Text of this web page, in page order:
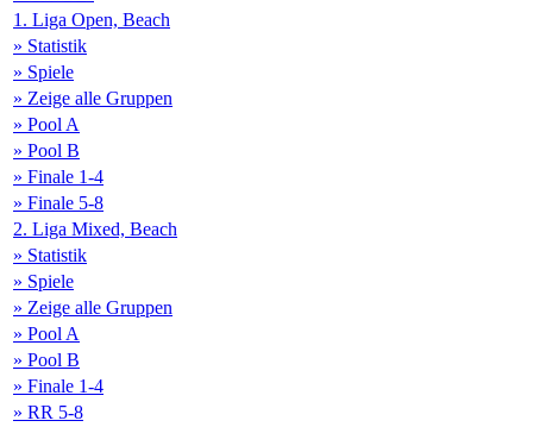
1. Liga Open, Beach
» Statistik
» Spiele
» Zeige alle Gruppen
» Pool A
» Pool B
» Finale 1-4
» Finale 5-8
2. Liga Mixed, Beach
» Statistik
» Spiele
» Zeige alle Gruppen
» Pool A
» Pool B
» Finale 1-4
» RR 5-8